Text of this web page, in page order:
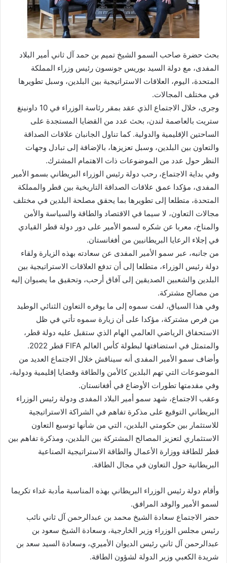
ك
ت
و
ن
ي
بحث حضرة صاحب السمو الشيخ تميم بن حمد آل ثاني أمير البلاد
المفدى، مع دولة السيد بوريس جونسون رئيس وزراء المملكة
المتحدة، اليوم، العلاقات الاستراتيجية بين البلدين، وسبل تطويرها
في مختلف المجالات.
وجرى، خلال الاجتماع الذي عقد بمقر رئاسة الوزراء في 10 داونينغ
ستريت بالعاصمة لندن، بحث عدد من القضايا المستجدة على
الساحتين الإقليمية والدولية. كما تناول الجانبان علاقات الصداقة
والتعاون بين البلدين، وسبل تعزيزها، بالإضافة إلى تبادل وجهات
النظر حول عدد من الموضوعات ذات الاهتمام المشترك.
وفي بداية الاجتماع، رحب دولة رئيس الوزراء البريطاني بسمو الأمير
المفدى، مؤكدا عمق علاقات الصداقة التاريخية بين قطر والمملكة
المتحدة، متطلعا إلى تطويرها بما يحقق مصلحة البلدين في مختلف
مجالات التعاون، لا سيما في الاقتصاد والطاقة والسياسة والأمن
والمناخ، معربا عن شكره لسمو الأمير على دور دولة قطر القيادي
في إجلاء الرعايا البريطانيين من أفغانستان.
من جانبه، عبر سمو الأمير المفدى عن سعادته بهذه الزيارة ولقاء
دولة رئيس الوزراء، متطلعا إلى أن تدفع العلاقات الاستراتيجية بين
البلدين والشعبين الصديقين إلى آفاق أرحب، وتحقيق ما يصبوان إليه
من مصالح مشتركة.
وفي هذا السياق، لفت سموه إلى ما يوفره التعاون الثنائي الوطيد
من فرص مشتركة، مؤكدا على أن زيارة سموه تأتي في ظل
الاستحقاق الرياضي العالمي الهام الذي ستقبل عليه دولة قطر،
والمتمثل في استضافتها لبطولة كأس العالم FIFA قطر 2022.
وأضاف سمو الأمير المفدى أنه سيناقش خلال الاجتماع العديد من
الموضوعات التي تهم البلدين كالأمن والطاقة وقضايا إقليمية ودولية،
وفي مقدمتها تطورات الأوضاع في أفغانستان.
وعقب الاجتماع، شهد سمو أمير البلاد المفدى ودولة رئيس الوزراء
البريطاني التوقيع على مذكرة تفاهم في الشراكة الاستراتيجية
للاستثمار بين حكومتي البلدين، التي من شأنها توسيع التعاون
الاستثماري لتعزيز المصالح المشتركة بين البلدين، ومذكرة تفاهم بين
قطر للطاقة ووزارة الأعمال والطاقة الاستراتيجية الصناعية
البريطانية حول التعاون في مجال الطاقة.
وأقام دولة رئيس الوزراء البريطاني بهذه المناسبة مأدبة غداء تكريما
لسمو الأمير والوفد المرافق.
حضر الاجتماع سعادة الشيخ محمد بن عبدالرحمن آل ثاني نائب
رئيس مجلس الوزراء وزير الخارجية، وسعادة الشيخ سعود بن
عبدالرحمن آل ثاني رئيس الديوان الأميري، وسعادة السيد سعد بن
شريدة الكعبي وزير الدولة لشؤون الطاقة.